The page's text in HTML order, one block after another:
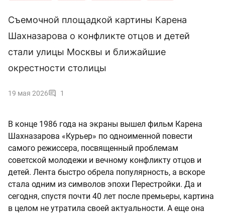
Съемочной площадкой картины Карена
Шахназарова о конфликте отцов и детей
стали улицы Москвы и ближайшие
окрестности столицы
19 мая 2026 1
В конце 1986 года на экраны вышел фильм Карена
Шахназарова «Курьер» по одноименной повести
самого режиссера, посвященный проблемам
советской молодежи и вечному конфликту отцов и
детей. Лента быстро обрела популярность, а вскоре
стала одним из символов эпохи Перестройки. Да и
сегодня, спустя почти 40 лет после премьеры, картина
в целом не утратила своей актуальности. А еще она